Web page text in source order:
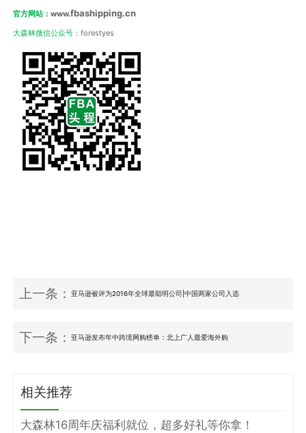
官方网站 ：www.fbashipping.cn
大森林微信公众号 ：forestyes
上一条：亚马逊被评为2016年全球最聪明公司|中国两家公司入选
下一条：亚马逊发布年中跨境网购榜单：北上广人最爱海外购
相关推荐
大森林16周年庆福利就位，超多好礼等你拿！